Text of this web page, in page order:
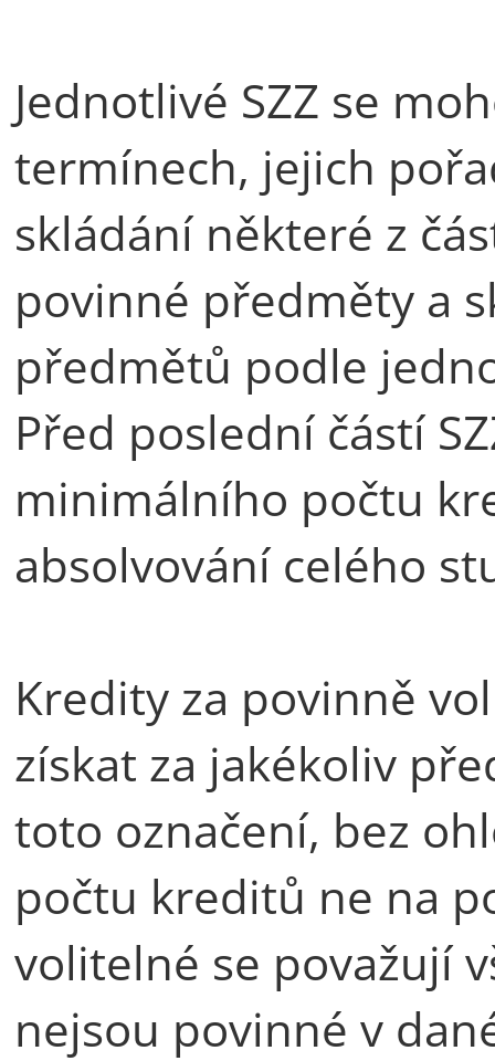
Jednotlivé SZZ se
termínech, jejich
skládání některé z
povinné předměty a
předmětů podle
Před poslední částí
minimálního počtu
absolvování celého
Kredity za povinně
získat za jakékoliv
toto označení, bez
počtu kreditů ne na
volitelné se považují
nejsou povinné v